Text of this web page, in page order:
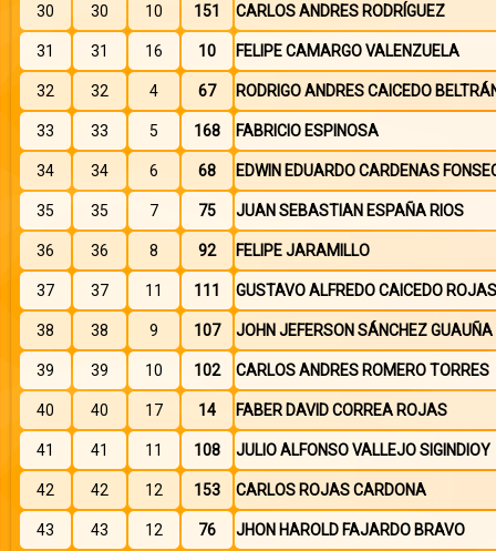
30 30 10 151 CARLOS ANDRES RODRÍGUEZ
31 31 16 10 FELIPE CAMARGO VALENZUELA
32 32 4 67 RODRIGO ANDRES CAICEDO
33 33 5 168 FABRICIO ESPINOSA
34 34 6 68 EDWIN EDUARDO CARDENAS
35 35 7 75 JUAN SEBASTIAN ESPAÑA RIOS
36 36 8 92 FELIPE JARAMILLO
37 37 11 111 GUSTAVO ALFREDO CAICEDO ROJAS
38 38 9 107 JOHN JEFERSON SÁNCHEZ GUAUÑA
39 39 10 102 CARLOS ANDRES ROMERO TORRES
40 40 17 14 FABER DAVID CORREA ROJAS
41 41 11 108 JULIO ALFONSO VALLEJO SIGINDIOY
42 42 12 153 CARLOS ROJAS CARDONA
43 43 12 76 JHON HAROLD FAJARDO BRAVO